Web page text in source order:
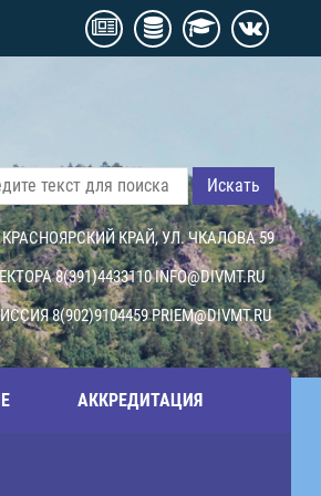
Искать
КРАЙ, УЛ. ЧКАЛОВА 59
8(391)4433110INFO@DIVMT.RU
8(902)9104459PRIEM@DIVMT.RU
АККРЕДИТАЦИЯ